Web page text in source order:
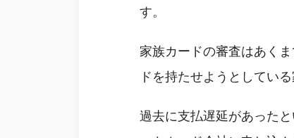
す。
家族カードの審査はあく
ドを持たせようとしてい
過去に支払遅延があった